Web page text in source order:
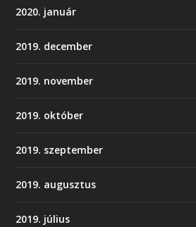
2020. január
2019. december
2019. november
2019. október
2019. szeptember
2019. augusztus
2019. július